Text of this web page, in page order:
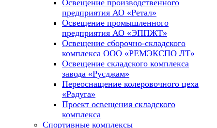
Освещение производственного
предприятия АО «Ретал»
Освещение промышленного
предприятия АО «ЭППЖТ»
Освещение сборочно-складского
комплекса ООО «РЕМЭКСПО ЛТ»
Освещение складского комплекса
завода «Русджам»
Переоснащение колеровочного цеха
«Радуга»
Проект освещения складского
комплекса
Спортивные комплексы